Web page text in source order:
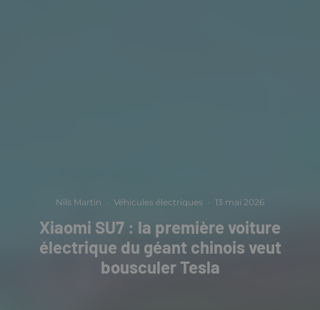
Nils Martin · Véhicules électriques · 13 mai 2026
Xiaomi SU7 : la première voiture
électrique du géant chinois veut
bousculer Tesla